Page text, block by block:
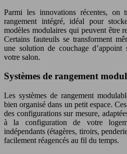
Parmi les innovations récentes, on
rangement intégré, idéal pour
modèles modulaires qui peuvent être
Certains fauteuils se transforment
une solution de couchage d’appoint
votre salon.
Systèmes de rangement
Les systèmes de rangement
bien organisé dans un petit espace.
des configurations sur mesure,
à la configuration de votre
indépendants (étagères, tiroirs,
facilement réagencés au fil du temps.